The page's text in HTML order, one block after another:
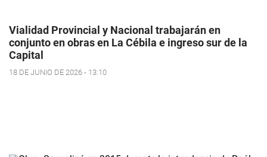
Vialidad Provincial y Nacional trabajarán en
conjunto en obras en La Cébila e ingreso sur de la
Capital
18 DE JUNIO DE 2026 - 13:10